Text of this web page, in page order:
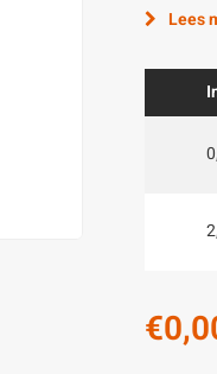
Lees